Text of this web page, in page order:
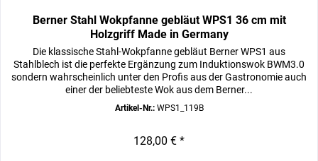
Berner Stahl Wokpfanne gebläut WPS1 36 cm mit
Holzgriff Made in Germany
Die klassische Stahl-Wokpfanne gebläut Berner WPS1 aus
Stahlblech ist die perfekte Ergänzung zum Induktionswok BWM3.0
sondern wahrscheinlich unter den Profis aus der Gastronomie auch
einer der beliebteste Wok aus dem Berner...
Artikel-Nr.:WPS1_119B
128,00 € *